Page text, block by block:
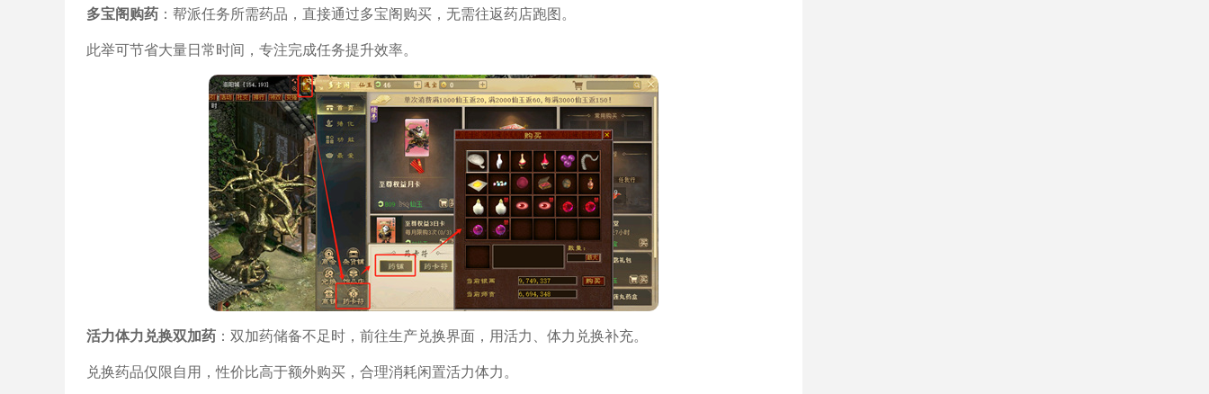
多宝阁购药 ：帮派任务所需药品，直接通过多宝阁购买，无需往返药店跑图。
此举可节省大量日常时间，专注完成任务提升效率。
活力体力兑换双加药 ：双加药储备不足时，前往生产兑换界面，用活力、体力兑换补充。
兑换药品仅限自用，性价比高于额外购买，合理消耗闲置活力体力。